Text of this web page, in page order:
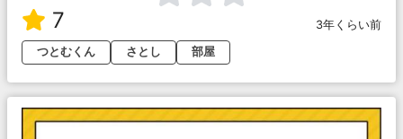
7
3年くらい前
つとむくん
さとし 部屋